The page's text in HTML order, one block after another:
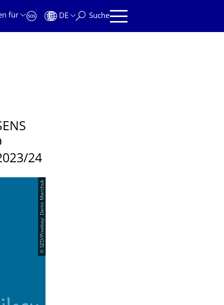
für DE Suche
24
© SZD/Pixabay: Denis Marchuk